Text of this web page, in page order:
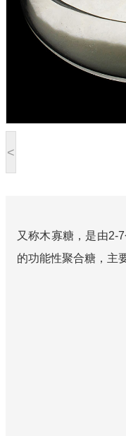
<
又称木寡糖，是由2-
的功能性聚合糖，主